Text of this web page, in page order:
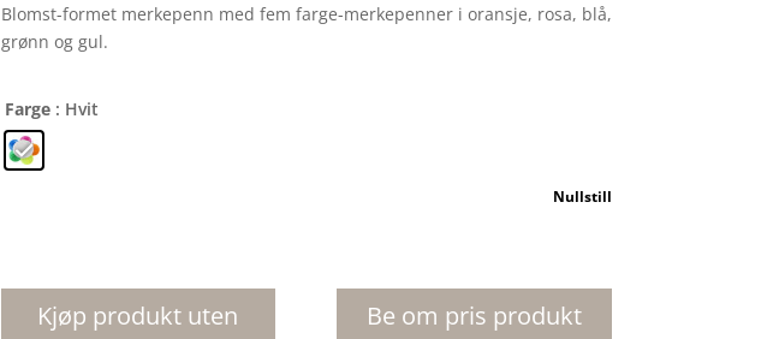
Blomst-formet merkepenn med fem farge-merkepenner i oransje, rosa, blå,
grønn og gul.
Farge : Hvit
Nullstill
antallKjøp produkt uten
Be om pris produkt